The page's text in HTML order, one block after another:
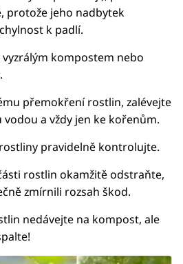
protože jeho nadbytek
k padlí.
kompostem nebo
přemokření rostlin, zalévejte
a vždy jen ke kořenům.
pravidelně kontrolujte.
rostlin okamžitě odstraňte,
zmírnili rozsah škod.
nedávejte na kompost, ale